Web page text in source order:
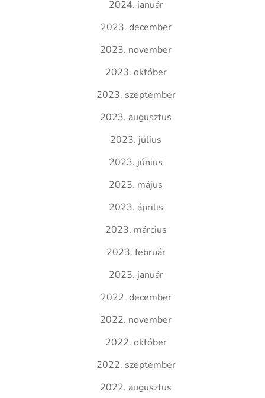
2024. január
2023. december
2023. november
2023. október
2023. szeptember
2023. augusztus
2023. július
2023. június
2023. május
2023. április
2023. március
2023. február
2023. január
2022. december
2022. november
2022. október
2022. szeptember
2022. augusztus